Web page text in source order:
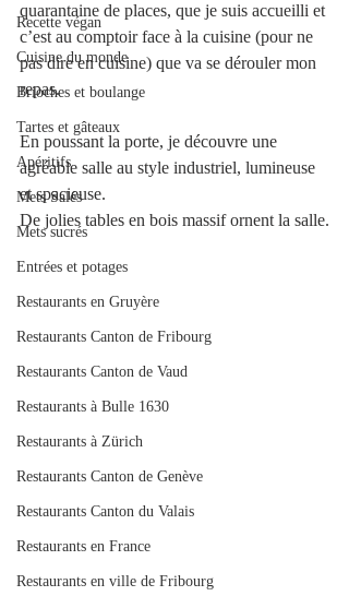
Recette végan
Cuisine du monde
Brioches et boulange
Tartes et gâteaux
Apéritifs
Mets Salés
Mets sucrés
Entrées et potages
Restaurants en Gruyère
Restaurants Canton de Fribourg
Restaurants Canton de Vaud
Restaurants à Bulle 1630
Restaurants à Zürich
Restaurants Canton de Genève
Restaurants Canton du Valais
Restaurants en France
Restaurants en ville de Fribourg
quarantaine de places, que je suis accueilli et
c’est au comptoir face à la cuisine (pour ne
pas dire en cuisine) que va se dérouler mon
repas.
En poussant la porte, je découvre une
agréable salle au style industriel, lumineuse
et spacieuse.
De jolies tables en bois massif ornent la salle.